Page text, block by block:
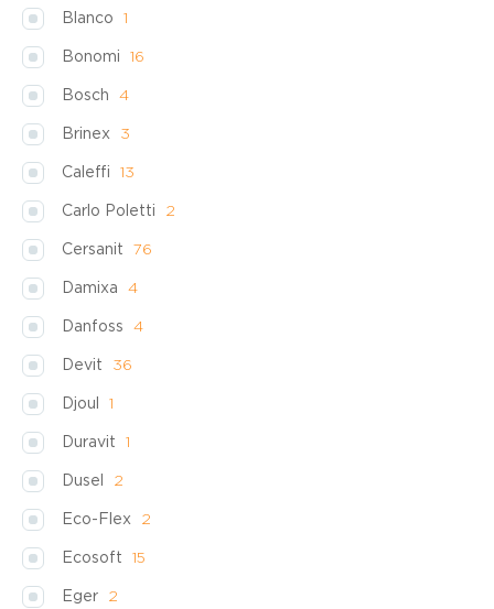
Blanco 1
Bonomi 16
Bosch 4
Brinex 3
Caleffi 13
Carlo Poletti 2
Cersanit 76
Damixa 4
Danfoss 4
Devit 36
Djoul 1
Duravit 1
Dusel 2
Eco-Flex 2
Ecosoft 15
Eger 2